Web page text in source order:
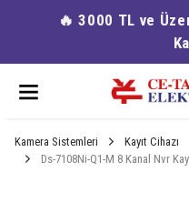
🔥 3000 TL ve
Kamera Sistemleri
Kayıt Cihazı
Ds-7108Ni-Q1-M 8 Kanal Nvr